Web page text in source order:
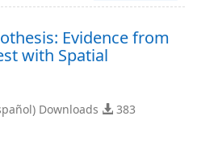
Evidence from
with Spatial
Downloads
383